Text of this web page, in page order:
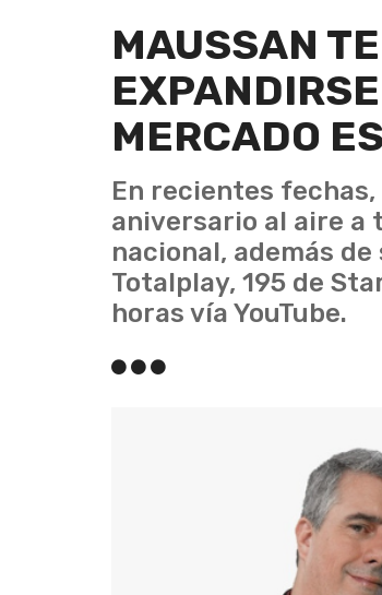
MAUSSAN
MERCADO
En recientes
aniversario al aire a
nacional, además
Totalplay, 195 de
horas vía YouTube.